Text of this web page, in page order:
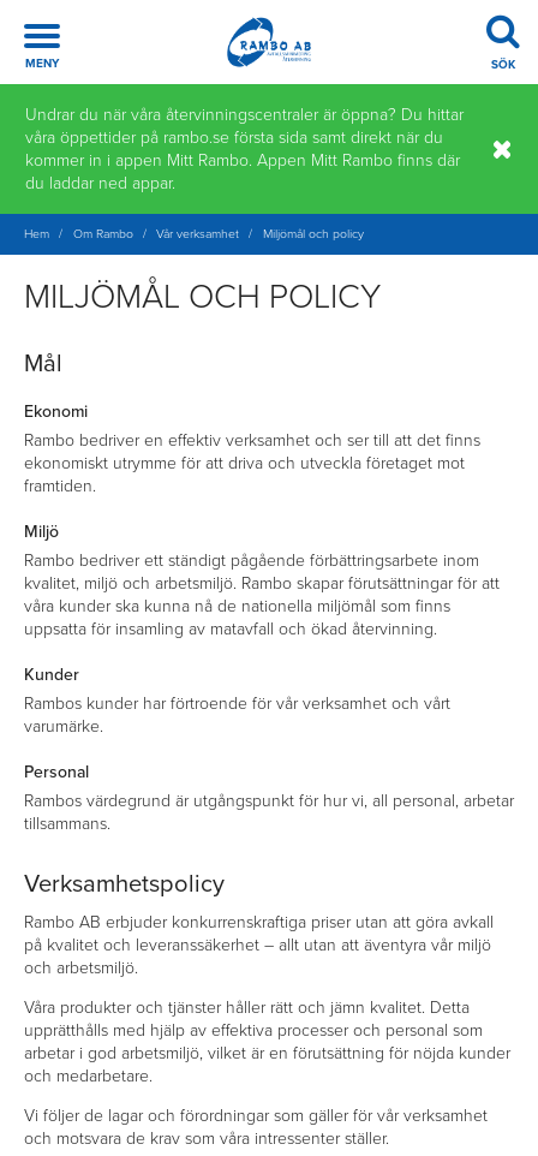
innehåll
Undrar du när våra återvinningscentraler är öppna? Du hittar
våra öppettider på rambo.se första sida samt direkt när du
kommer in i appen Mitt Rambo. Appen Mitt Rambo finns där
du laddar ned appar.
Meny
MENY SÖK
Hem / Om Rambo / Vår verksamhet / Miljömål och policy
MILJÖMÅL OCH POLICY
Mål
Ekonomi
Rambo bedriver en effektiv verksamhet och ser till att det finns
ekonomiskt utrymme för att driva och utveckla företaget mot
framtiden.
Miljö
Rambo bedriver ett ständigt pågående förbättringsarbete inom
kvalitet, miljö och arbetsmiljö. Rambo skapar förutsättningar för att
våra kunder ska kunna nå de nationella miljömål som finns
uppsatta för insamling av matavfall och ökad återvinning.
Kunder
Rambos kunder har förtroende för vår verksamhet och vårt
varumärke.
Personal
Rambos värdegrund är utgångspunkt för hur vi, all personal, arbetar
tillsammans.
Verksamhetspolicy
Rambo AB erbjuder konkurrenskraftiga priser utan att göra avkall
på kvalitet och leveranssäkerhet – allt utan att äventyra vår miljö
och arbetsmiljö.
Våra produkter och tjänster håller rätt och jämn kvalitet. Detta
upprätthålls med hjälp av effektiva processer och personal som
arbetar i god arbetsmiljö, vilket är en förutsättning för nöjda kunder
och medarbetare.
Vi följer de lagar och förordningar som gäller för vår verksamhet
och motsvara de krav som våra intressenter ställer.